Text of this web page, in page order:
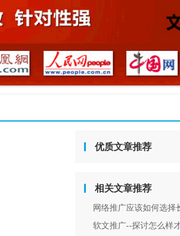
优质文章推荐
相关文章推荐
网络推广应该如何选择
软文推广--探讨怎么样